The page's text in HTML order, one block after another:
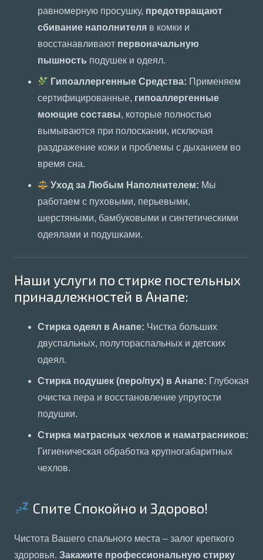
равномерную просушку, предотвращают
сбивание наполнителя в комки и
восстанавливают первоначальную
пышность подушек и одеял.
Гипоаллергенные Средства: Применяем
сертифицированные, гипоаллергенные
моющие составы, которые полностью
вымываются при полоскании, исключая
раздражение кожи и проблемы с дыханием во
время сна.
Уход за Любым Наполнителем: Мы
работаем с пуховыми, перьевыми,
шерстяными, бамбуковыми и синтетическими
одеялами и подушками.
Наши услуги по стирке постельных
принадлежностей в Анапе:
Стирка одеял в Анапе: Чистка больших
двуспальных, полутораспальных и детских
одеял.
Стирка подушек (перо/пух) в Анапе: Глубокая
очистка пера и восстановление упругости
подушки.
Стирка матрасных чехлов и наматрасников:
Гигиеническая обработка крупногабаритных
чехлов.
Спите Спокойно и Здорово!
Чистота Вашего спального места – залог крепкого
здоровья. Закажите профессиональную стирку